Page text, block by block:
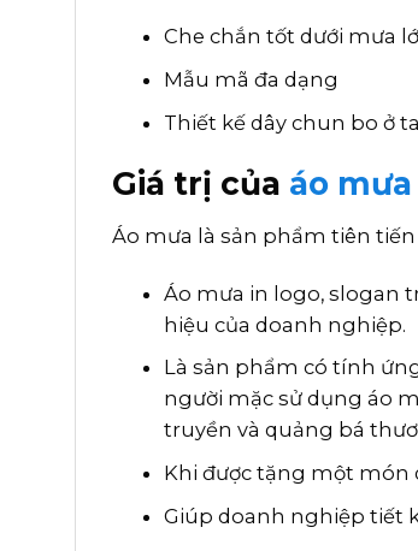
Che chắn tốt dưới mưa
Mẫu mã đa dạng
Thiết kế dây chun bo ở
Giá trị của áo
Áo mưa là sản phẩm tiên
Áo mưa in logo, slogan
hiệu của doanh nghiệp.
Là sản phẩm có tính
người mặc sử dụng áo
truyền và quảng bá
Khi được tặng một món
Giúp doanh nghiệp tiết